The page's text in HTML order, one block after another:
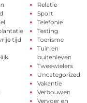
tijd
Relatie
Sport
Telefonie
Testing
Toerisme
Tuin en
buitenleven
Tweewielers
Uncategorized
Vakantie
Verbouwen
Vervoer en